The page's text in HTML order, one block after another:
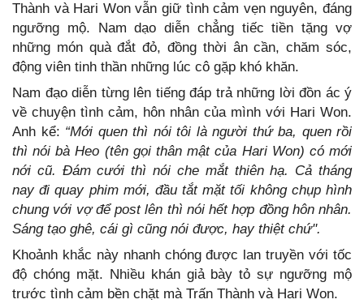
Thành và Hari Won vẫn giữ tình cảm vẹn nguyên, đáng
ngưỡng mộ. Nam dạo diễn chẳng tiếc tiền tặng vợ
những món quà đắt đỏ, đồng thời ân cần, chăm sóc,
động viên tinh thần những lúc cô gặp khó khăn.
Nam đạo diễn từng lên tiếng đáp trả những lời đồn ác ý
về chuyện tình cảm, hôn nhân của mình với Hari Won.
Anh kể: “Mới quen thì nói tôi là người thứ ba, quen rồi
thì nói bà Heo (tên gọi thân mật của Hari Won) có mới
nới cũ. Đám cưới thì nói che mắt thiên hạ. Cả tháng
nay đi quay phim mới, đầu tắt mặt tối không chụp hình
chung với vợ để post lên thì nói hết hợp đồng hôn nhân.
Sáng tạo ghê, cái gì cũng nói được, hay thiệt chứ".
Khoảnh khắc này nhanh chóng được lan truyền với tốc
độ chóng mặt. Nhiều khán giả bày tỏ sự ngưỡng mộ
trước tình cảm bền chặt mà Trấn Thành và Hari Won.